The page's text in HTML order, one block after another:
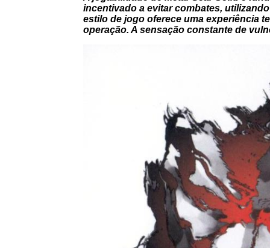
incentivado a evitar combates,
estilo de jogo oferece uma experiência
operação. A sensação constante de